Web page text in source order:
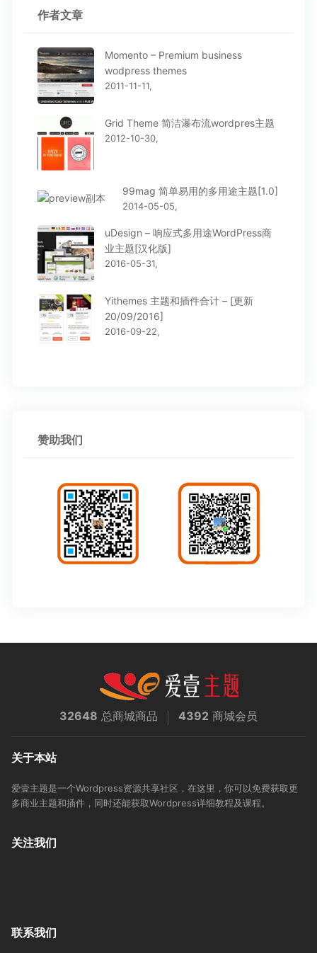
作者文章
Momento – Premium business
wodpress themes
2011-11-11,
Grid Theme 简洁瀑布流wordpres主题
2012-10-30,
99mag 简单易用的多用途主题[1.0]
2014-05-05,
uDesign – 响应式多用途WordPress商
业主题[汉化版]
2016-05-31,
Yithemes 主题和插件合计 – [更新
20/09/2016]
2016-09-22,
赞助我们
32648 总商城商品 4392 商城会员
关于本站
爱壹主题是一个Wordpress资源共享社区，在这里，你可以免费获取更
多商业主题和插件，同时还能获取Wordpress详细教程及课程。
关注我们
联系我们